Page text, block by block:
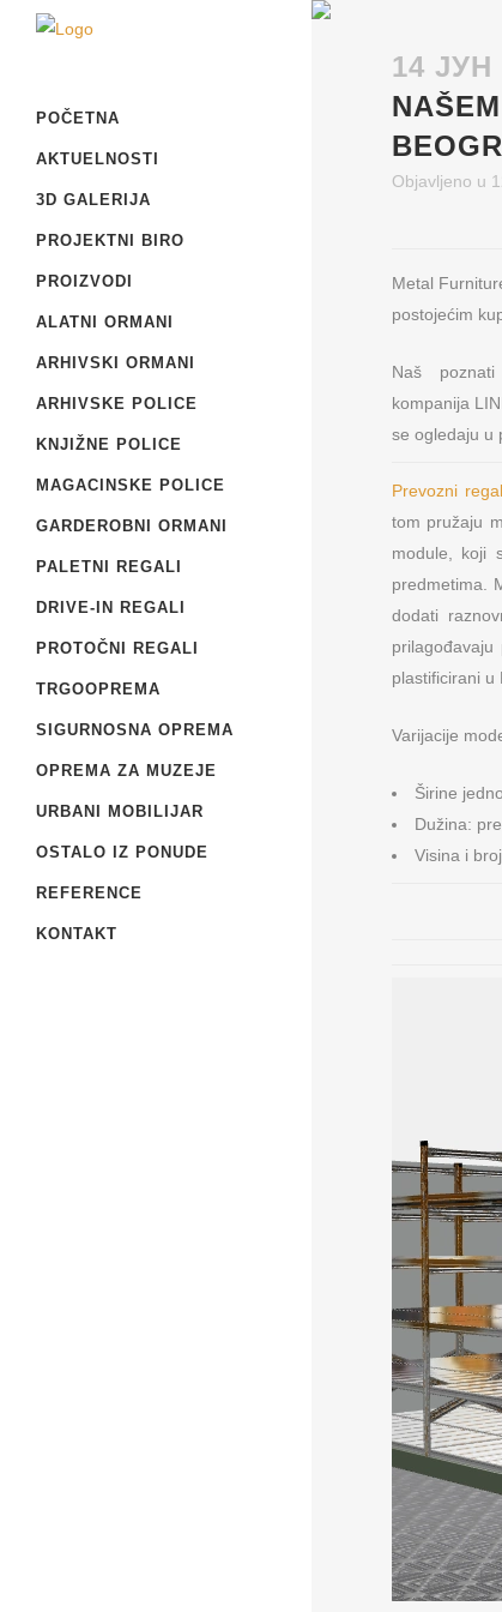
POČETNA
AKTUELNOSTI
3D GALERIJA
PROJEKTNI BIRO
PROIZVODI
ALATNI ORMANI
ARHIVSKI ORMANI
ARHIVSKE POLICE
KNJIŽNE POLICE
MAGACINSKE POLICE
GARDEROBNI ORMANI
PALETNI REGALI
DRIVE-IN REGALI
PROTOČNI REGALI
TRGOOPREMA
SIGURNOSNA OPREMA
OPREMA ZA MUZEJE
URBANI MOBILIJAR
OSTALO IZ PONUDE
REFERENCE
KONTAKT
14 ЈУН
Objavljeno u
Metal
postojećim
Naš
kompanija
se ogledaju u
Prevozni
tom pružaju
module, koji
predmetima.
dodati
plastificirani u
Varijacije
Širine
Dužina:
Visina i
Metal
Beograd
Prodaja i